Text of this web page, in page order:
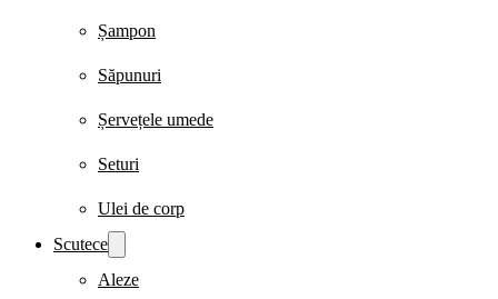
Șampon
Săpunuri
Șervețele umede
Seturi
Ulei de corp
Scutece
Aleze